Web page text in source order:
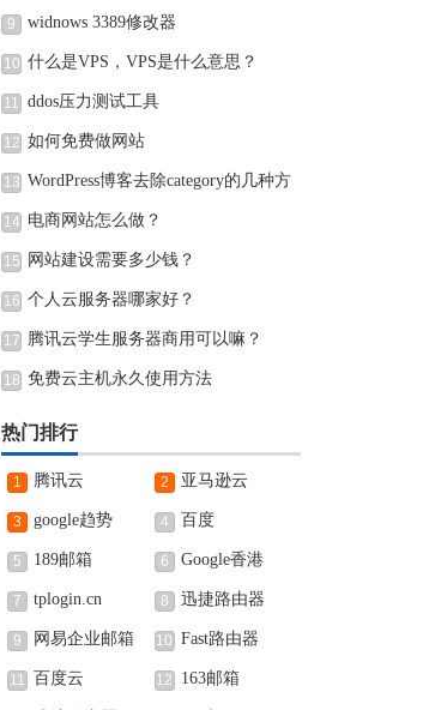
9 widnows 3389修改器
10 什么是VPS，VPS是什么意思？
11 ddos压力测试工具
12 如何免费做网站
13 WordPress博客去除category的几种方
法
14 电商网站怎么做？
15 网站建设需要多少钱？
16 个人云服务器哪家好？
17 腾讯云学生服务器商用可以嘛？
18 免费云主机永久使用方法
热门排行
1 腾讯云 2 亚马逊云
3 google趋势 4 百度
5 189邮箱 6 Google香港
7 tplogin.cn 8 迅捷路由器
9 网易企业邮箱 10 Fast路由器
11 百度云 12 163邮箱